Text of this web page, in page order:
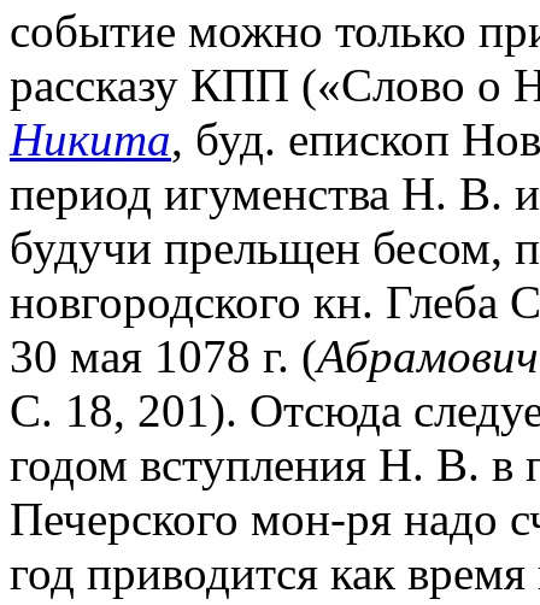
событие можно только
рассказу КПП («Слово о
Никита, буд. епископ
период игуменства Н. В.
будучи прельщен бесом,
новгородского кн. Глеба
30 мая 1078 г. (
С. 18, 201). Отсюда
годом вступления Н. В. в
Печерского мон-ря надо
год приводится как время